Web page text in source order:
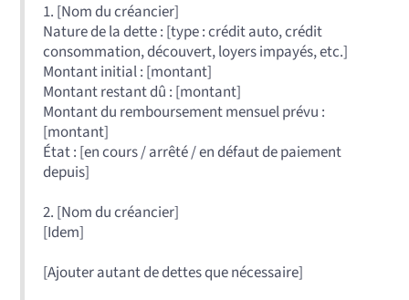
1. [Nom du créancier]
Nature de la dette : [type : crédit auto, crédit
consommation, découvert, loyers impayés, etc.]
Montant initial : [montant]
Montant restant dû : [montant]
Montant du remboursement mensuel prévu :
[montant]
État : [en cours / arrêté / en défaut de paiement
depuis]
2. [Nom du créancier]
[Idem]
[Ajouter autant de dettes que nécessaire]